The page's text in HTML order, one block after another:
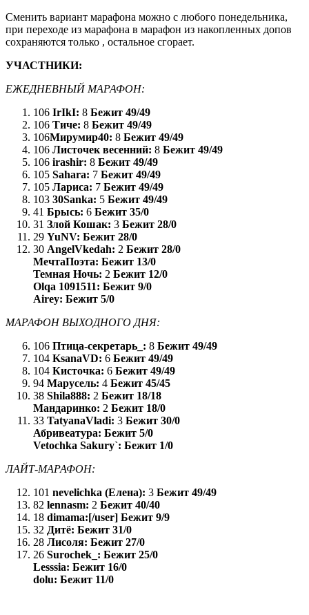
Сменить вариант марафона можно с любого понедельника,
при переходе из марафона в марафон из накопленных допов
сохраняются только , остальное сгорает.
УЧАСТНИКИ:
ЕЖЕДНЕВНЫЙ МАРАФОН:
106 IrIkI: 8 Бежит 49/49
106 Тиче: 8 Бежит 49/49
106Мирумир40: 8 Бежит 49/49
106 Листочек весенний: 8 Бежит 49/49
106 irashir: 8 Бежит 49/49
105 Sahara: 7 Бежит 49/49
105 Лариса: 7 Бежит 49/49
103 30Sanka: 5 Бежит 49/49
41 Брысь: 6 Бежит 35/0
31 Злой Кошак: 3 Бежит 28/0
29 YuNV: Бежит 28/0
30 AngelVkedah: 2 Бежит 28/0
МечтаПоэта: Бежит 13/0
Темная Ночь: 2 Бежит 12/0
Olqa 1091511: Бежит 9/0
Airey: Бежит 5/0
МАРАФОН ВЫХОДНОГО ДНЯ:
106 Птица-секретарь_: 8 Бежит 49/49
104 KsanaVD: 6 Бежит 49/49
104 Кисточка: 6 Бежит 49/49
94 Марусель: 4 Бежит 45/45
38 Shila888: 2 Бежит 18/18
Мандаринко: 2 Бежит 18/0
33 TatyanaVladi: 3 Бежит 30/0
Абривеатура: Бежит 5/0
Vetochka Sakury`: Бежит 1/0
ЛАЙТ-МАРАФОН:
101 nevelichka (Елена): 3 Бежит 49/49
82 lennasm: 2 Бежит 40/40
18 dimama:[/user] Бежит 9/9
32 Дитё: Бежит 31/0
28 Лисоля: Бежит 27/0
26 Surochek_: Бежит 25/0
Lesssia: Бежит 16/0
dolu: Бежит 11/0